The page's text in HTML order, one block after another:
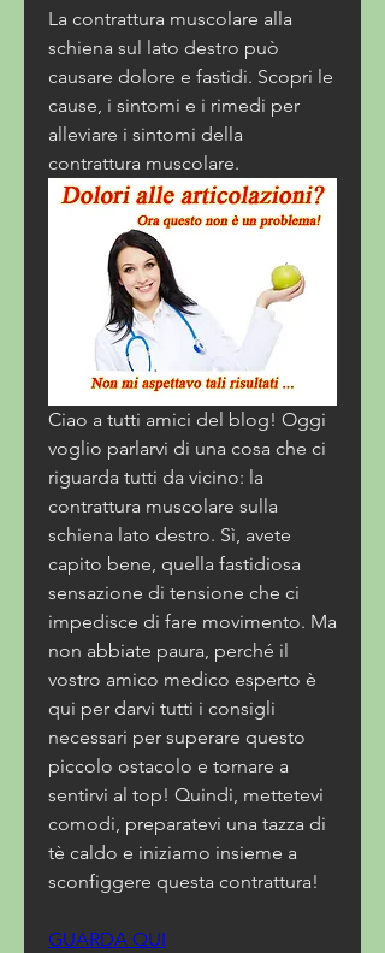
La contrattura muscolare alla
schiena sul lato destro può
causare dolore e fastidi. Scopri le
cause, i sintomi e i rimedi per
alleviare i sintomi della
contrattura muscolare.
Ciao a tutti amici del blog! Oggi
voglio parlarvi di una cosa che ci
riguarda tutti da vicino: la
contrattura muscolare sulla
schiena lato destro. Sì, avete
capito bene, quella fastidiosa
sensazione di tensione che ci
impedisce di fare movimento. Ma
non abbiate paura, perché il
vostro amico medico esperto è
qui per darvi tutti i consigli
necessari per superare questo
piccolo ostacolo e tornare a
sentirvi al top! Quindi, mettetevi
comodi, preparatevi una tazza di
tè caldo e iniziamo insieme a
sconfiggere questa contrattura!
GUARDA QUI